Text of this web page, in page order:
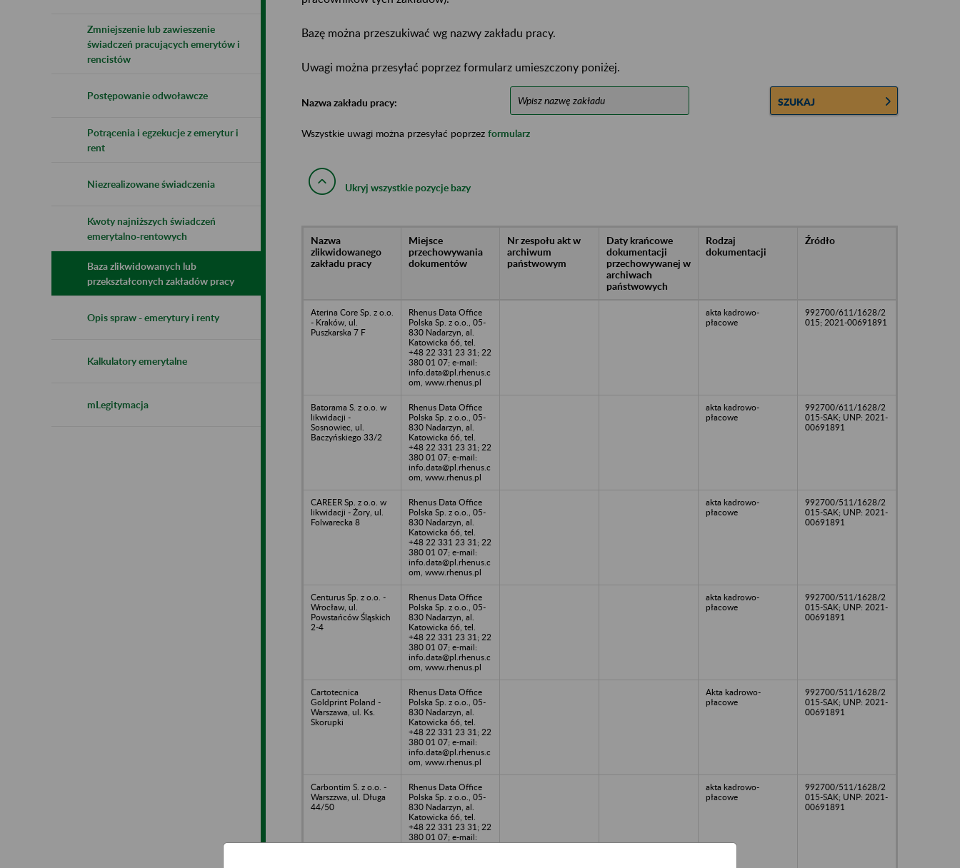
Zmniejszenie lub zawieszenie
świadczeń pracujących emerytów i
rencistów
Postępowanie odwoławcze
Potrącenia i egzekucje z emerytur i
rent
Niezrealizowane świadczenia
Kwoty najniższych świadczeń
emerytalno-rentowych
Baza zlikwidowanych lub
przekształconych zakładów pracy
Opis spraw - emerytury i renty
Kalkulatory emerytalne
mLegitymacja
Bazę można przeszukiwać wg nazwy zakładu pracy.
Uwagi można przesyłać poprzez formularz umieszczony poniżej.
Nazwa zakładu pracy: SZUKAJ
Wszystkie uwagi można przesyłać poprzez formularz
Ukryj wszystkie pozycje bazy
Nazwa
zlikwidowanego
zakładu pracy
Miejsce
przechowywania
dokumentów
Nr zespołu akt w
archiwum
państwowym
Daty krańcowe
dokumentacji
przechowywanej w
archiwach
państwowych
Rodzaj
dokumentacji
Źródło
Aterina Core Sp. z o.o.
- Kraków, ul.
Puszkarska 7 F
Rhenus Data Office
Polska Sp. z o.o., 05-
830 Nadarzyn, al.
Katowicka 66, tel.
+48 22 331 23 31; 22
380 01 07; e-mail:
info.data@pl.rhenus.c
om, www.rhenus.pl
akta kadrowo-
płacowe
992700/611/1628/2
015; 2021-00691891
Batorama S. z o.o. w
likwidacji -
Sosnowiec, ul.
Baczyńskiego 33/2
Rhenus Data Office
Polska Sp. z o.o., 05-
830 Nadarzyn, al.
Katowicka 66, tel.
+48 22 331 23 31; 22
380 01 07; e-mail:
info.data@pl.rhenus.c
om, www.rhenus.pl
akta kadrowo-
płacowe
992700/611/1628/2
015-SAK; UNP: 2021-
00691891
CAREER Sp. z o.o. w
likwidacji - Żory, ul.
Folwarecka 8
Rhenus Data Office
Polska Sp. z o.o., 05-
830 Nadarzyn, al.
Katowicka 66, tel.
+48 22 331 23 31; 22
380 01 07; e-mail:
info.data@pl.rhenus.c
om, www.rhenus.pl
akta kadrowo-
płacowe
992700/511/1628/2
015-SAK; UNP: 2021-
00691891
Centurus Sp. z o.o. -
Wrocław, ul.
Powstańców Śląskich
2-4
Rhenus Data Office
Polska Sp. z o.o., 05-
830 Nadarzyn, al.
Katowicka 66, tel.
+48 22 331 23 31; 22
380 01 07; e-mail:
info.data@pl.rhenus.c
om, www.rhenus.pl
akta kadrowo-
płacowe
992700/511/1628/2
015-SAK; UNP: 2021-
00691891
Cartotecnica
Goldprint Poland -
Warszawa, ul. Ks.
Skorupki
Rhenus Data Office
Polska Sp. z o.o., 05-
830 Nadarzyn, al.
Katowicka 66, tel.
+48 22 331 23 31; 22
380 01 07; e-mail:
info.data@pl.rhenus.c
om, www.rhenus.pl
Akta kadrowo-
płacowe
992700/511/1628/2
015-SAK; UNP: 2021-
00691891
Carbontim S. z o.o. -
Warszzwa, ul. Długa
44/50
Rhenus Data Office
Polska Sp. z o.o., 05-
830 Nadarzyn, al.
Katowicka 66, tel.
+48 22 331 23 31; 22
380 01 07; e-mail:
akta kadrowo-
płacowe
992700/511/1628/2
015-SAK; UNP: 2021-
00691891